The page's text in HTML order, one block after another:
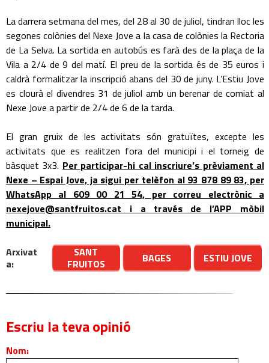
La darrera setmana del mes, del 28 al 30 de juliol, tindran lloc les
segones colònies del Nexe Jove a la casa de colònies la Rectoria
de La Selva. La sortida en autobús es farà des de la plaça de la
Vila a 2/4 de 9 del matí. El preu de la sortida és de 35 euros i
caldrà formalitzar la inscripció abans del 30 de juny. L’Estiu Jove
es clourà el divendres 31 de juliol amb un berenar de comiat al
Nexe Jove a partir de 2/4 de 6 de la tarda.
El gran gruix de les activitats són gratuïtes, excepte les
activitats que es realitzen fora del municipi i el torneig de
bàsquet 3x3. Per participar-hi cal inscriure’s prèviament al
Nexe – Espai Jove, ja sigui per telèfon al 93 878 89 83, per
WhatsApp al 609 00 21 54, per correu electrònic a
nexejove@santfruitos.cat i a través de l’APP mòbil
municipal.
Arxivat
a:
SANT
FRUITOS
BAGES ESTIU JOVE
Escriu la teva opinió
Nom: